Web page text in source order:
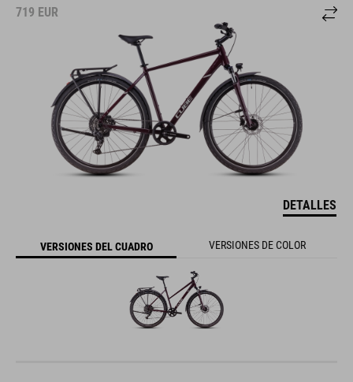
719 EUR
DETALLES
VERSIONES DEL CUADRO VERSIONES DE COLOR